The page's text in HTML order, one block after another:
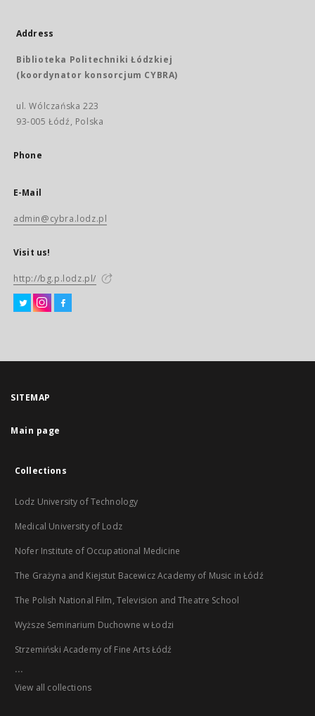
Address
Biblioteka Politechniki Łódzkiej
(koordynator konsorcjum CYBRA)
ul. Wólczańska 223
93-005 Łódź, Polska
Phone
E-Mail
admin@cybra.lodz.pl
Visit us!
http://bg.p.lodz.pl/
SITEMAP
Main page
Collections
Lodz University of Technology
Medical University of Lodz
Nofer Institute of Occupational Medicine
The Grażyna and Kiejstut Bacewicz Academy of Music in Łódź
The Polish National Film, Television and Theatre School
Wyższe Seminarium Duchowne w Łodzi
Strzemiński Academy of Fine Arts Łódź
...
View all collections